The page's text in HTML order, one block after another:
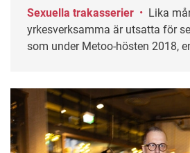
Sexuella trakasserier •
yrkesverksamma är utsatta för
som under Metoo-hösten 2018,